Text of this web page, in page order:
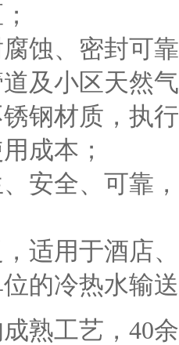
蚀、密封可
及小区天然
钢材质，执
成本；
安全、可靠
适用于酒店
的冷热水输
熟工艺，40